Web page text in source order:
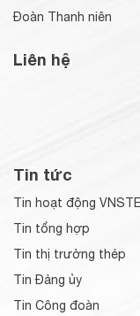
Đoàn Thanh niên
Liên hệ
Tin tức
Tin hoạt động
Tin tổng hợp
Tin thị trường thép
Tin Đảng ủy
Tin Công đoàn